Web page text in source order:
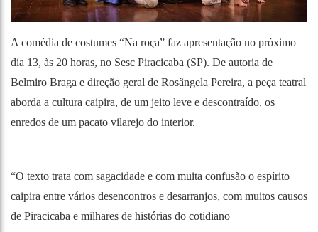
A comédia de costumes “Na roça” faz apresentação no próximo
dia 13, às 20 horas, no Sesc Piracicaba (SP). De autoria de
Belmiro Braga e direção geral de Rosângela Pereira, a peça teatral
aborda a cultura caipira, de um jeito leve e descontraído, os
enredos de um pacato vilarejo do interior.
“O texto trata com sagacidade e com muita confusão o espírito
caipira entre vários desencontros e desarranjos, com muitos causos
de Piracicaba e milhares de histórias do cotidiano